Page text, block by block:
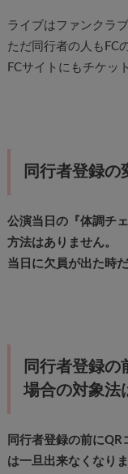
ライブはファンクラ
ただ同行者の人もFC
FCサイトにもチケッ
同行者登録の
公演当日の『体調チ
方法はありません。
当日に欠員が出た時
同行者登録の
場合の対象法
同行者登録の前に
は一旦出来なくなりま